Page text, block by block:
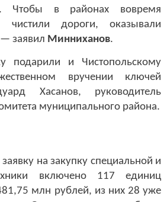
Чтобы в районах вовремя
чистили дороги, оказывали
заявил Минниханов.
подарили и Чистопольскому
вручении ключей
Хасанов, руководитель
муниципального района.
на закупку специальной и
включено 117 единиц
млн рублей, из них 28 уже